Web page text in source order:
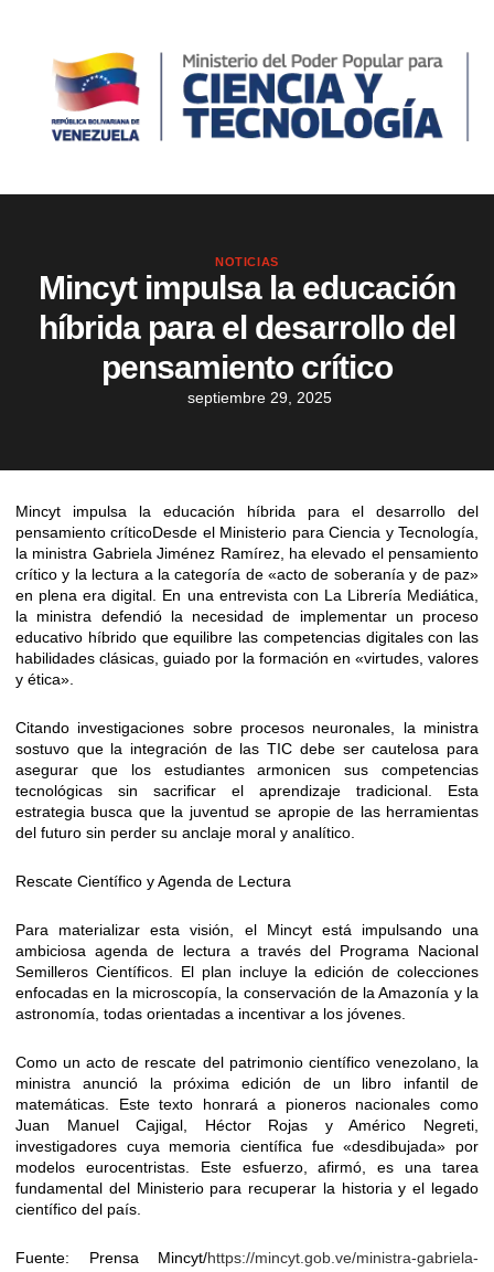
NOTICIAS
Mincyt impulsa la educación
híbrida para el desarrollo del
pensamiento crítico
septiembre 29, 2025
Mincyt impulsa la educación híbrida para el desarrollo del
pensamiento críticoDesde el Ministerio para Ciencia y Tecnología,
la ministra Gabriela Jiménez Ramírez, ha elevado el pensamiento
crítico y la lectura a la categoría de «acto de soberanía y de paz»
en plena era digital. En una entrevista con La Librería Mediática,
la ministra defendió la necesidad de implementar un proceso
educativo híbrido que equilibre las competencias digitales con las
habilidades clásicas, guiado por la formación en «virtudes, valores
y ética».
Citando investigaciones sobre procesos neuronales, la ministra
sostuvo que la integración de las TIC debe ser cautelosa para
asegurar que los estudiantes armonicen sus competencias
tecnológicas sin sacrificar el aprendizaje tradicional. Esta
estrategia busca que la juventud se apropie de las herramientas
del futuro sin perder su anclaje moral y analítico.
Rescate Científico y Agenda de Lectura
Para materializar esta visión, el Mincyt está impulsando una
ambiciosa agenda de lectura a través del Programa Nacional
Semilleros Científicos. El plan incluye la edición de colecciones
enfocadas en la microscopía, la conservación de la Amazonía y la
astronomía, todas orientadas a incentivar a los jóvenes.
Como un acto de rescate del patrimonio científico venezolano, la
ministra anunció la próxima edición de un libro infantil de
matemáticas. Este texto honrará a pioneros nacionales como
Juan Manuel Cajigal, Héctor Rojas y Américo Negreti,
investigadores cuya memoria científica fue «desdibujada» por
modelos eurocentristas. Este esfuerzo, afirmó, es una tarea
fundamental del Ministerio para recuperar la historia y el legado
científico del país.
Fuente: Prensa Mincyt/https://mincyt.gob.ve/ministra-gabriela-